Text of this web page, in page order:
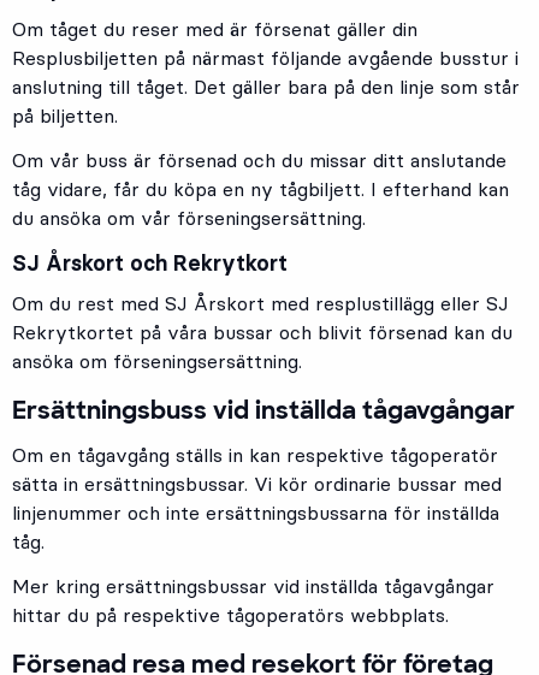
Om tåget du reser med är försenat gäller din
Resplusbiljetten på närmast följande avgående busstur i
anslutning till tåget. Det gäller bara på den linje som står
på biljetten.
Om vår buss är försenad och du missar ditt anslutande
tåg vidare, får du köpa en ny tågbiljett. I efterhand kan
du ansöka om vår förseningsersättning.
SJ Årskort och Rekrytkort
Om du rest med SJ Årskort med resplustillägg eller SJ
Rekrytkortet på våra bussar och blivit försenad kan du
ansöka om förseningsersättning.
Ersättningsbuss vid inställda tågavgångar
Om en tågavgång ställs in kan respektive tågoperatör
sätta in ersättningsbussar. Vi kör ordinarie bussar med
linjenummer och inte ersättningsbussarna för inställda
tåg.
Mer kring ersättningsbussar vid inställda tågavgångar
hittar du på respektive tågoperatörs webbplats.
Försenad resa med resekort för företag